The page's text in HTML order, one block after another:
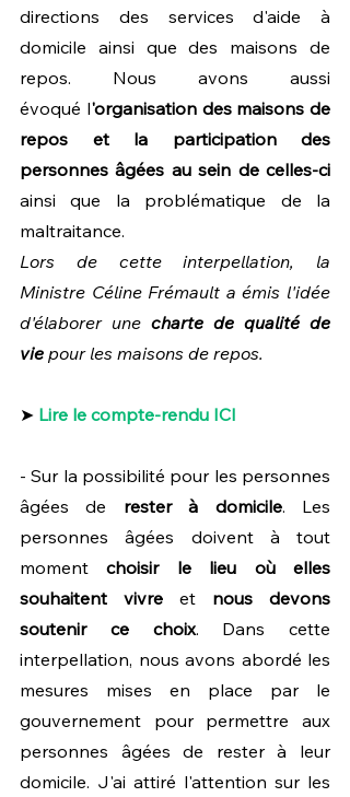
directions des services d'aide à
domicile ainsi que des maisons de
repos. Nous avons aussi
évoqué l'organisation des maisons de
repos et la participation des
personnes âgées au sein de celles-ci
ainsi que la problématique de la
maltraitance.
Lors de cette interpellation, la
Ministre Céline Frémault a émis l'idée
d'élaborer une charte de qualité de
vie pour les maisons de repos.
➤ Lire le compte-rendu ICI
- Sur la possibilité pour les personnes
âgées de rester à domicile. Les
personnes âgées doivent à tout
moment choisir le lieu où elles
souhaitent vivre et nous devons
soutenir ce choix. Dans cette
interpellation, nous avons abordé les
mesures mises en place par le
gouvernement pour permettre aux
personnes âgées de rester à leur
domicile. J'ai attiré l'attention sur les